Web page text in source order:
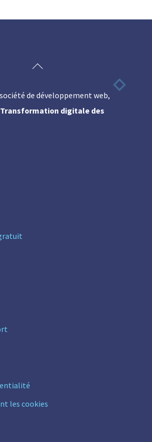
Back
Top
de développement web,
Transformation digitale des
les cookies